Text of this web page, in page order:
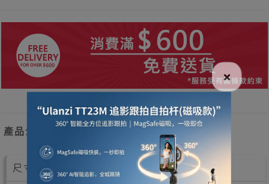
產品介紹
尺寸：
×